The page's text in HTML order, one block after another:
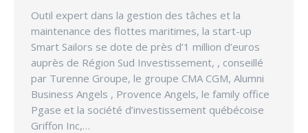
Outil expert dans la gestion des tâches et la
maintenance des flottes maritimes, la start-up
Smart Sailors se dote de près d’1 million d’euros
auprès de Région Sud Investissement, , conseillé
par Turenne Groupe, le groupe CMA CGM, Alumni
Business Angels , Provence Angels, le family office
Pgase et la société d’investissement québécoise
Griffon Inc,…